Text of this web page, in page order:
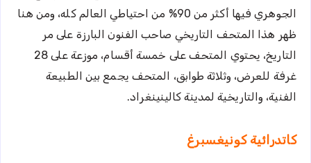
الجوهري فيها أكثر من 90% من احتياطي العالم كله، ومن هنا
ظهر هذا المتحف التاريخي صاحب الفنون البارزة على مر
التاريخ، يحتوي المتحف على خمسة أقسام، موزعة على 28
غرفة للعرض، وثلاثة طوابق، المتحف يجمع بين الطبيعة
الفنية، والتاريخية لمدينة كالينينغراد.
كاتدرائية كونيغسبرغ